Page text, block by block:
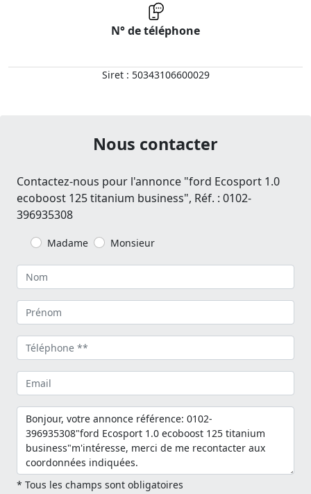
N° de téléphone
Siret : 50343106600029
Nous contacter
Contactez-nous pour l'annonce "ford Ecosport 1.0
ecoboost 125 titanium business", Réf. : 0102-
396935308
Madame Monsieur
* Tous les champs sont obligatoires